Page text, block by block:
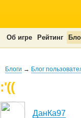
Об игре Рейтинг
Блоги → Блог
:'((
ДанКа97